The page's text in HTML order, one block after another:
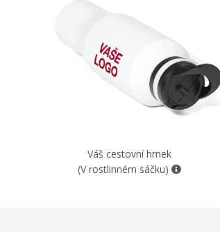
Váš cestovní hrnek
(V rostlinném sáčku)